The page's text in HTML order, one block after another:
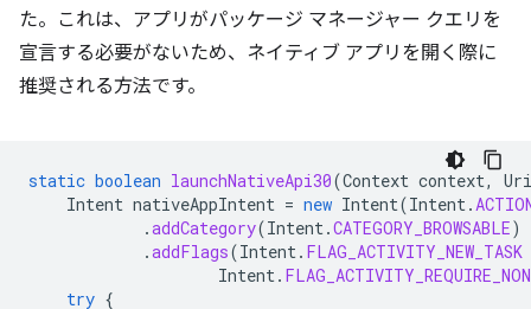
た。これは、アプリがパッケージ マネージャー クエリを
宣言する必要がないため、ネイティブ アプリを開く際に
推奨される方法です。
static boolean launchNativeApi30(Context context,
Uri
Intent nativeAppIntent = new Intent(Intent.
.addCategory(Intent.CATEGORY_BROWSABLE)
.addFlags(Intent. FLAG_ACTIVITY_NEW_TASK
Intent.
try {